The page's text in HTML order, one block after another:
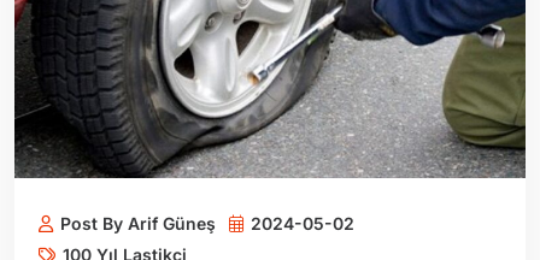
Post By Arif Güneş
2024-05-02
100 Yıl Lastikçi